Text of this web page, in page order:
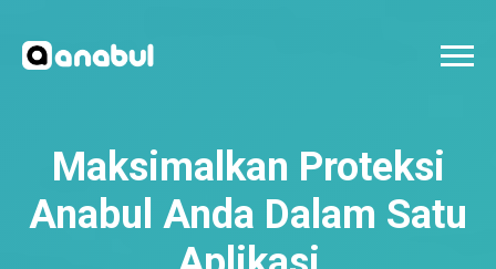
Maksimalkan Proteksi
Anabul Anda Dalam Satu